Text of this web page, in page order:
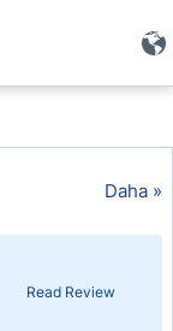
Daha »
Read Review